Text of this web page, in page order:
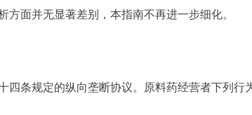
面并无显著差别，本指南不再进一步细化。
条规定的纵向垄断协议。原料药经营者下列行